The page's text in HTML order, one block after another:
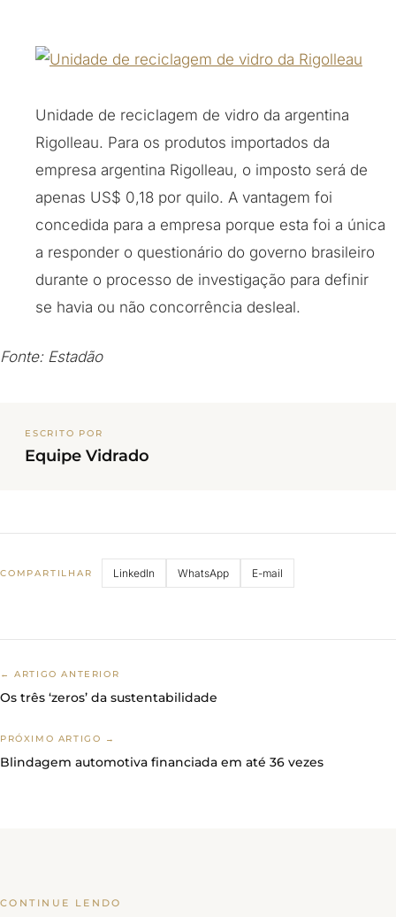
Unidade de reciclagem de vidro da argentina
Rigolleau. Para os produtos importados da
empresa argentina Rigolleau, o imposto será de
apenas US$ 0,18 por quilo. A vantagem foi
concedida para a empresa porque esta foi a única
a responder o questionário do governo brasileiro
durante o processo de investigação para definir
se havia ou não concorrência desleal.
Fonte: Estadão
ESCRITO POR
Equipe Vidrado
COMPARTILHAR LinkedIn WhatsApp E-mail
← ARTIGO ANTERIOR
Os três ‘zeros’ da sustentabilidade
PRÓXIMO ARTIGO →
Blindagem automotiva financiada em até 36 vezes
CONTINUE LENDO